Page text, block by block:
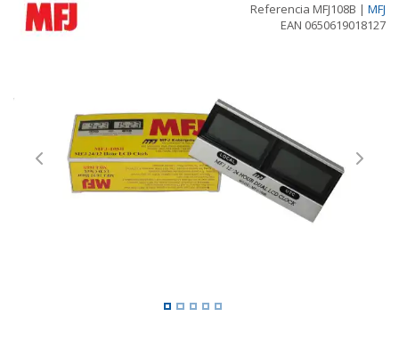
Referencia MFJ108B | MFJ
EAN 0650619018127
Previous Next